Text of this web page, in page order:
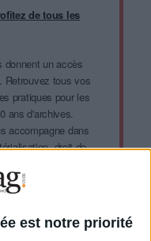
est notre priorité
de tous les
donnent un accès
Retrouvez tous vos
pratiques pour les
ans d'archives.
accompagne dans
droit de
bibliothèques,
artificielle...
priorité. Veuillez
vos données
votre